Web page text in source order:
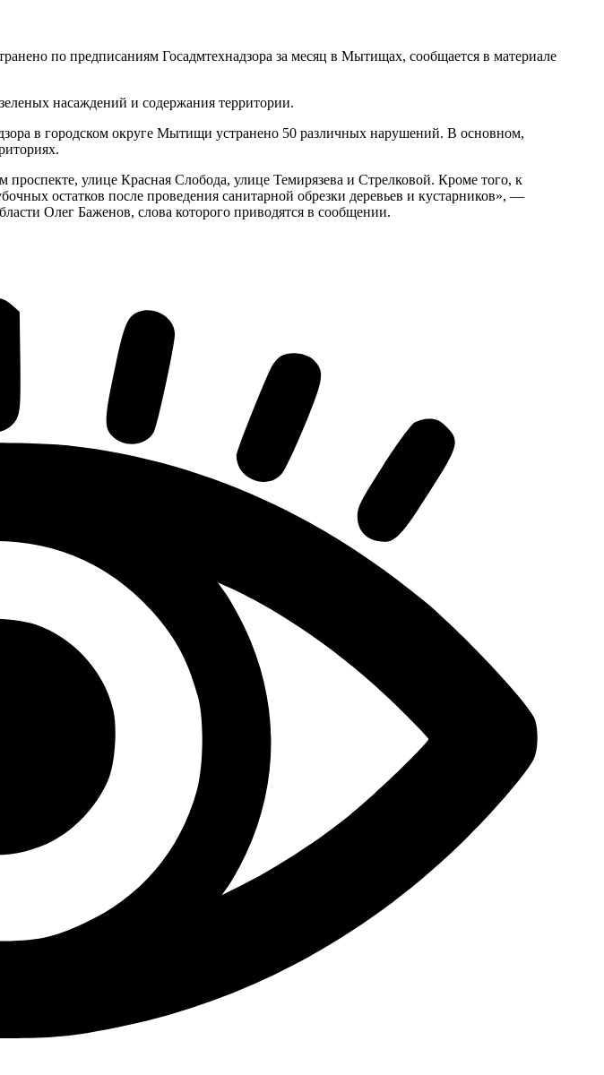
по предписаниям Госадмтехнадзора за месяц в Мытищах, сообщается в материале
насаждений и содержания территории.
в городском округе Мытищи устранено 50 различных нарушений. В основном,
улице Красная Слобода, улице Темирязева и Стрелковой. Кроме того, к
остатков после проведения санитарной обрезки деревьев и кустарников», —
Олег Баженов, слова которого приводятся в сообщении.